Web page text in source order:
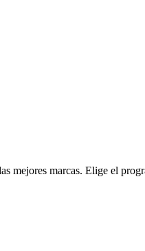
mejores marcas. Elige el